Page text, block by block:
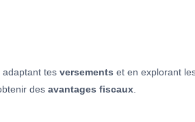
adaptant tes versements et en explorant
des avantages fiscaux